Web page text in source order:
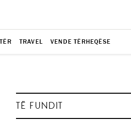
TRAVEL VENDE TËRHEQËSE
TË FUNDIT